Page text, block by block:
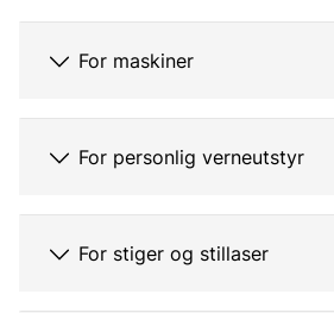
For maskiner
For personlig verneutstyr
For stiger og stillaser